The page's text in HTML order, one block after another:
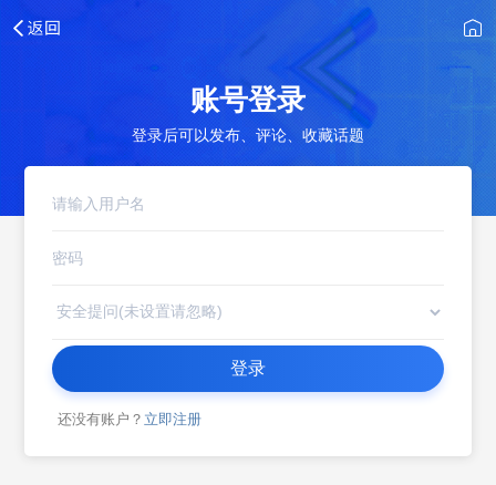
账号登录
登录后可以发布、评论、收藏话题
登录
还没有账户？ 立即注册